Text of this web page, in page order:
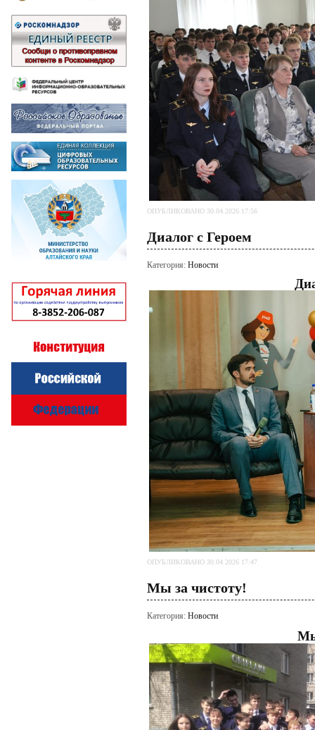
ОПУБЛИКОВАНО 30.04.2026 17:56
Диалог с Героем
Категория: Новости
ОПУБЛИКОВАНО 30.04.2026 17:47
Мы за чистоту!
Категория: Новости